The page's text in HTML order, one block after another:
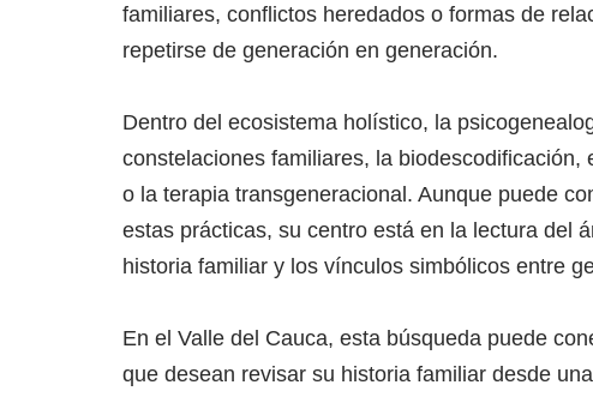
familiares, conflictos heredados o formas de
repetirse de generación en generación.
Dentro del ecosistema holístico, la
constelaciones familiares, la biodescodificación,
o la terapia transgeneracional. Aunque puede
estas prácticas, su centro está en la lectura del
historia familiar y los vínculos simbólicos entre
En el Valle del Cauca, esta búsqueda puede
que desean revisar su historia familiar desde